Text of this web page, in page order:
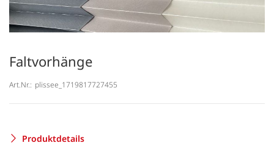
Faltvorhänge
Art.Nr.: plissee_1719817727455
Produktdetails